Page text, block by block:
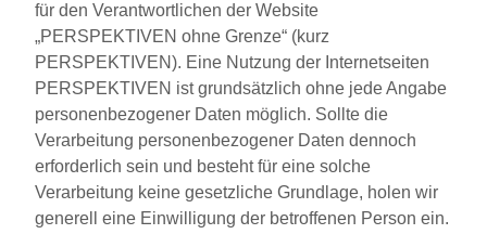
für den Verantwortlichen der Website
„PERSPEKTIVEN ohne Grenze“ (kurz
PERSPEKTIVEN). Eine Nutzung der Internetseiten
PERSPEKTIVEN ist grundsätzlich ohne jede Angabe
personenbezogener Daten möglich. Sollte die
Verarbeitung personenbezogener Daten dennoch
erforderlich sein und besteht für eine solche
Verarbeitung keine gesetzliche Grundlage, holen wir
generell eine Einwilligung der betroffenen Person ein.